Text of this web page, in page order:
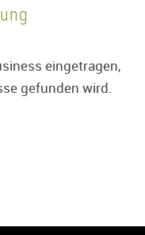
eingetragen,
gefunden wird.